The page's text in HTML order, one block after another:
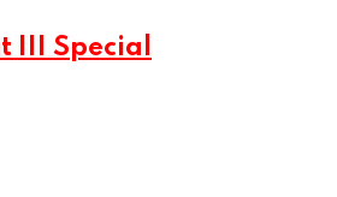
III Special